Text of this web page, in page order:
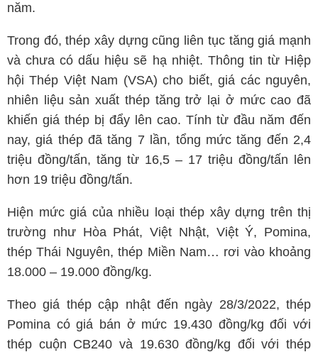
năm.
Trong đó, thép xây dựng cũng liên tục tăng giá mạnh
và chưa có dấu hiệu sẽ hạ nhiệt. Thông tin từ Hiệp
hội Thép Việt Nam (VSA) cho biết, giá các nguyên,
nhiên liệu sản xuất thép tăng trở lại ở mức cao đã
khiến giá thép bị đẩy lên cao. Tính từ đầu năm đến
nay, giá thép đã tăng 7 lần, tổng mức tăng đến 2,4
triệu đồng/tấn, tăng từ 16,5 – 17 triệu đồng/tấn lên
hơn 19 triệu đồng/tấn.
Hiện mức giá của nhiều loại thép xây dựng trên thị
trường như Hòa Phát, Việt Nhật, Việt Ý, Pomina,
thép Thái Nguyên, thép Miền Nam… rơi vào khoảng
18.000 – 19.000 đồng/kg.
Theo giá thép cập nhật đến ngày 28/3/2022, thép
Pomina có giá bán ở mức 19.430 đồng/kg đối với
thép cuộn CB240 và 19.630 đồng/kg đối với thép